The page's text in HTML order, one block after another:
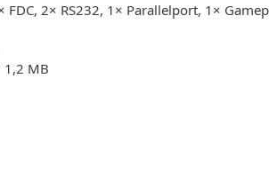
2× RS232, 1× Parallelport, 1×
MB